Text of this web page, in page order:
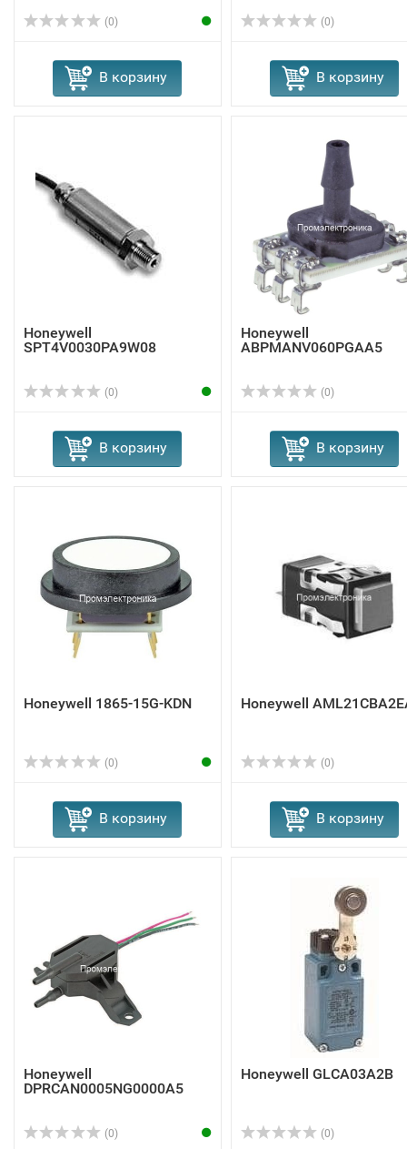
(0)
В корзину
(0)
В корзину
Honeywell
SPT4V0030PA9W08
(0)
В корзину
Honeywell
ABPMANV060PGAA5
(0)
В корзину
Honeywell 1865-15G-KDN
(0)
В корзину
Honeywell
(0)
В корзину
Honeywell
DPRCAN0005NG0000A5
(0)
Honeywell GLCA03A2B
(0)